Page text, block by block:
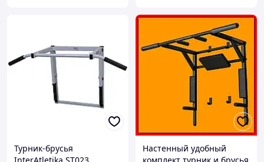
Турник-брусья
Настенный удобный